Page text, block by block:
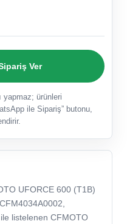
Ver
yapmaz; ürünleri
ile Sipariş” butonu,
UFORCE 600 (T1B)
listelenen CFMOTO